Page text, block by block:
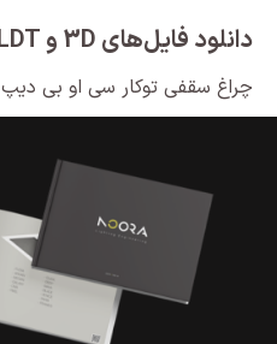
دانلود فایل‌های 3D و LDT
چراغ سقفی توکار سی او بی دیپ Recessed Downlight DEEP